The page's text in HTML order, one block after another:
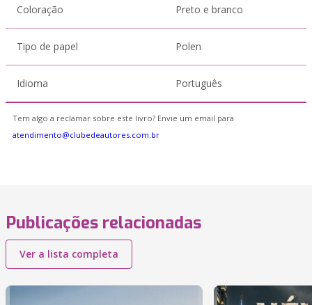
Coloração Preto e branco
Tipo de papel Polen
Idioma Português
Tem algo a reclamar sobre este livro? Envie um email para
atendimento@clubedeautores.com.br
Publicações relacionadas
Ver a lista completa